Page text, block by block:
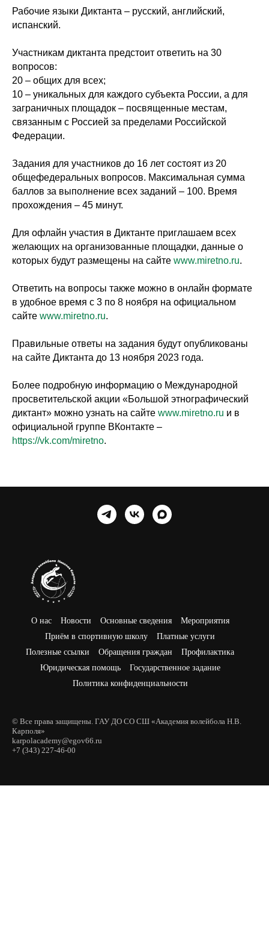
Рабочие языки Диктанта – русский, английский,
испанский.
Участникам диктанта предстоит ответить на 30
вопросов:
20 – общих для всех;
10 – уникальных для каждого субъекта России, а для
заграничных площадок – посвященные местам,
связанным с Россией за пределами Российской
Федерации.
Задания для участников до 16 лет состоят из 20
общефедеральных вопросов. Максимальная сумма
баллов за выполнение всех заданий – 100. Время
прохождения – 45 минут.
Для офлайн участия в Диктанте приглашаем всех
желающих на организованные площадки, данные о
которых будут размещены на сайте www.miretno.ru.
Ответить на вопросы также можно в онлайн формате
в удобное время с 3 по 8 ноября на официальном
сайте www.miretno.ru.
Правильные ответы на задания будут опубликованы
на сайте Диктанта до 13 ноября 2023 года.
Более подробную информацию о Международной
просветительской акции «Большой этнографический
диктант» можно узнать на сайте www.miretno.ru и в
официальной группе ВКонтакте –
https://vk.com/miretno.
О нас Новости Основные сведения
Мероприятия
Приём в спортивную школу
Платные услуги
Полезные ссылки
Обращения граждан
Профилактика
Юридическая помощь
Государственное задание
Политика конфиденциальности
© Все права защищены. ГАУ ДО СО СШ «Академия волейбола Н.В.
Карполя»
karpolacademy@egov66.ru
+7 (343) 227-46-00